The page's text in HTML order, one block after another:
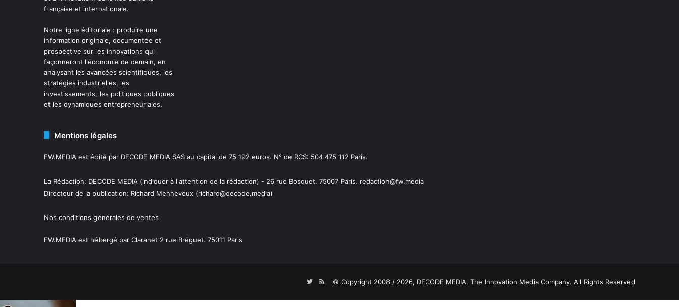
française et internationale.
Notre ligne éditoriale : produire une
information originale, documentée et
prospective sur les innovations qui
façonneront l'économie de demain, en
analysant les avancées scientifiques, les
stratégies industrielles, les
investissements, les politiques publiques
et les dynamiques entrepreneuriales.
Mentions légales
FW.MEDIA est édité par DECODE MEDIA SAS au capital de 75 192 euros. N° de RCS: 504 475 112 Paris.
La Rédaction: DECODE MEDIA (indiquer à l'attention de la rédaction) - 26 rue Bosquet. 75007 Paris. redaction@fw.media
Directeur de la publication: Richard Menneveux (richard@decode.media)
Nos conditions générales de ventes
FW.MEDIA est hébergé par Claranet 2 rue Bréguet. 75011 Paris
© Copyright 2008 / 2026, DECODE MEDIA, The Innovation Media Company. All Rights Reserved
Twitter
RSS